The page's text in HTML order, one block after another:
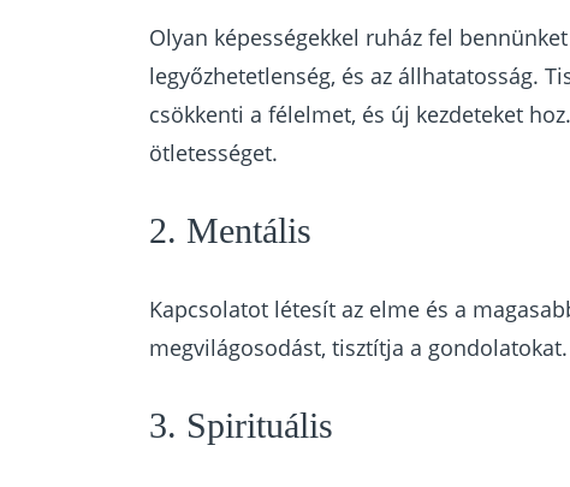
Olyan képességekkel ruház fel
legyőzhetetlenség, és az állhatatosság.
csökkenti a félelmet, és új kezdeteket
ötletességet.
2. Mentális
Kapcsolatot létesít az elme és a
megvilágosodást, tisztítja a gondolatokat.
3. Spirituális